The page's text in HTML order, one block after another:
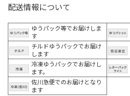
配送情報について
ゆうパック等でお届けしま
す
チルドゆうパックでお届け
します
冷凍ゆうパックでお届けし
ます。
佐川急便でのお届けとなり
ます